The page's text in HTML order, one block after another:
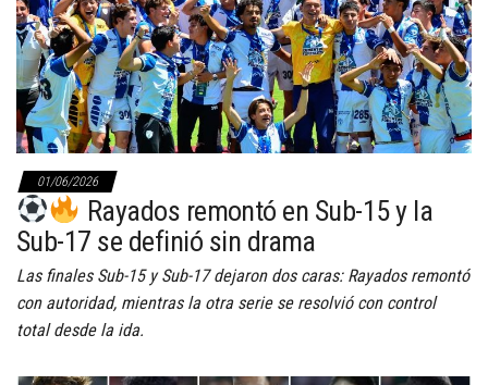
01/06/2026
Rayados remontó en Sub-15 y la
Sub-17 se definió sin drama
Las finales Sub-15 y Sub-17 dejaron dos caras: Rayados remontó
con autoridad, mientras la otra serie se resolvió con control
total desde la ida.